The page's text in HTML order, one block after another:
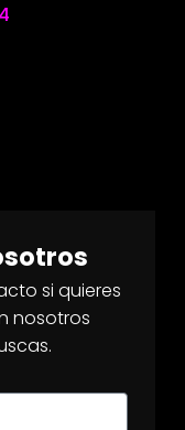
si quieres
nosotros